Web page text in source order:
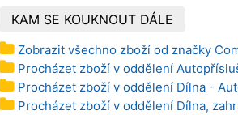
KAM SE KOUKNOUT DÁLE
Zobrazit všechno zboží od značky
Procházet zboží v oddělení
Procházet zboží v oddělení Dílna -
Procházet zboží v oddělení Dílna,